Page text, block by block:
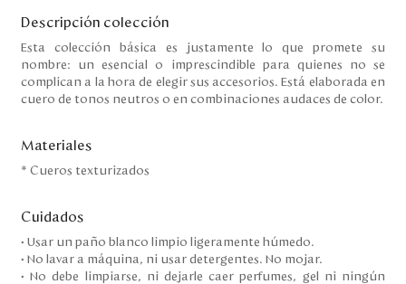
Nuestras Tiendas
Colombia
Costa Rica
USA
Venezuela
Descripción colección
Esta colección básica es justamente lo que promete su
nombre: un esencial o imprescindible para quienes no se
complican a la hora de elegir sus accesorios. Está elaborada en
cuero de tonos neutros o en combinaciones audaces de color.
Materiales
* Cueros texturizados
Cuidados
• Usar un paño blanco limpio ligeramente húmedo.
• No lavar a máquina, ni usar detergentes. No mojar.
• No debe limpiarse, ni dejarle caer perfumes, gel ni ningún